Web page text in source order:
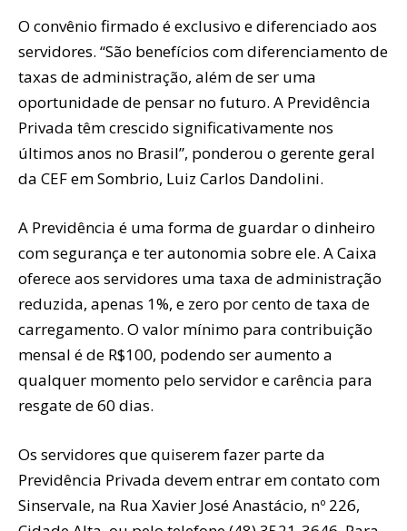
O convênio firmado é exclusivo e diferenciado aos
servidores. “São benefícios com diferenciamento de
taxas de administração, além de ser uma
oportunidade de pensar no futuro. A Previdência
Privada têm crescido significativamente nos
últimos anos no Brasil”, ponderou o gerente geral
da CEF em Sombrio, Luiz Carlos Dandolini.
A Previdência é uma forma de guardar o dinheiro
com segurança e ter autonomia sobre ele. A Caixa
oferece aos servidores uma taxa de administração
reduzida, apenas 1%, e zero por cento de taxa de
carregamento. O valor mínimo para contribuição
mensal é de R$100, podendo ser aumento a
qualquer momento pelo servidor e carência para
resgate de 60 dias.
Os servidores que quiserem fazer parte da
Previdência Privada devem entrar em contato com
Sinservale, na Rua Xavier José Anastácio, nº 226,